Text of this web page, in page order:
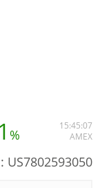
%
15:45:07
AMEX
US7802593050